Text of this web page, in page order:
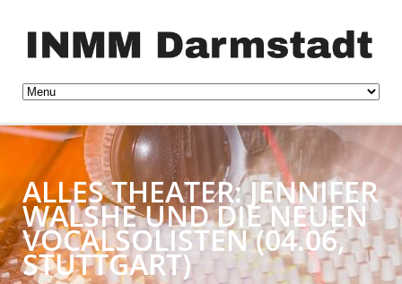
ALLES THEATER: JENNIFER
WALSHE UND DIE NEUEN
VOCALSOLISTEN (04.06,
STUTTGART)